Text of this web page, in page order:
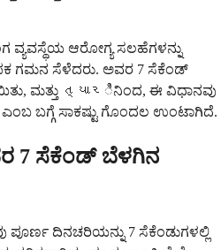
ವ್ಯವಸ್ಥೆಯ ಆರೋಗ್ಯ ಸಲಹೆಗಳನ್ನು
ಗಮನ ಸೆಳೆದರು. ಅವರ 7 ಸೆಕೆಂಡ್
ಮತ್ತು ત્યારಿನಿಂದ, ಈ ವಿಧಾನವು
ಬಗ್ಗೆ ಸಾಕಷ್ಟು ಗೊಂದಲ ಉಂಟಾಗಿದೆ.
7 ಸೆಕೆಂಡ್ ಬೆಳಗಿನ
ಪೂರ್ಣ ದಿನಚರಿಯನ್ನು 7 ಸೆಕೆಂಡುಗಳಲ್ಲಿ